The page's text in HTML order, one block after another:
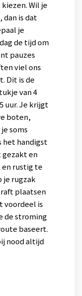
Wil je
dan is dat
je
de tijd om
pauzes
viel ons
Dit is de
van 4
uur. Je krijgt
boten,
soms
het handigst
en
rustig te
je rugzak
plaatsen
voordeel is
de stroming
baseert.
nood altijd